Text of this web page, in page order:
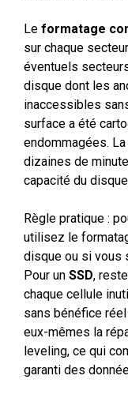
Le formatage
sur chaque
éventuels
disque dont les
inaccessibles
surface a été
endommagées.
dizaines de
capacité du
Règle pratique :
utilisez le
disque ou si vous
Pour un SSD,
chaque cellule
sans bénéfice
eux-mêmes la
leveling, ce qui
garanti des